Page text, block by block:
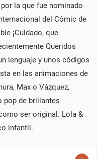
la que fue nominado
del Cómic de
¡Cuidado, que
Queridos
lenguaje y unos códigos
en las animaciones de
Max o Vázquez,
pop de brillantes
ser original. Lola &
infantil.